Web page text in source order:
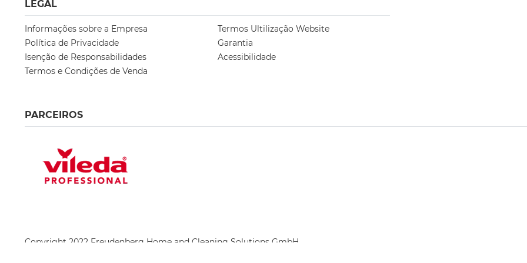
LEGAL
Informações sobre a Empresa
Política de Privacidade
Isenção de Responsabilidades
Termos e Condições de Venda
Termos Ultilização Website
Garantia
Acessibilidade
PARCEIROS
Copyright 2022 Freudenberg Home and Cleaning Solutions GmbH.